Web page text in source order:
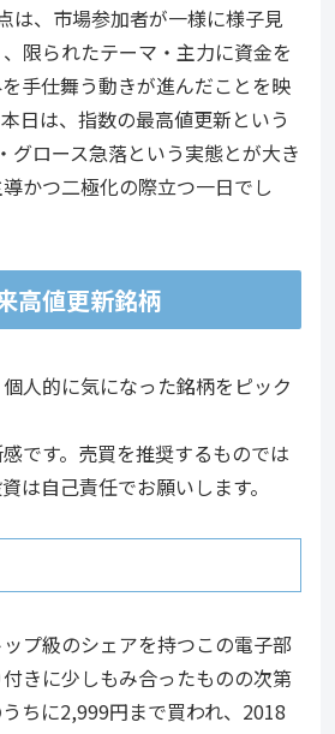
は、市場参加者が一様に様子見
限られたテーマ・主力に資金を
手仕舞う動きが進んだことを映
日は、指数の最高値更新という
グロース急落という実態とが大き
かつ二極化の際立つ一日でし
高値更新銘柄
人的に気になった銘柄をピック
です。売買を推奨するものでは
は自己責任でお願いします。
プ級のシェアを持つこの電子部
きに少しもみ合ったものの次第
ちに2,999円まで買われ、2018